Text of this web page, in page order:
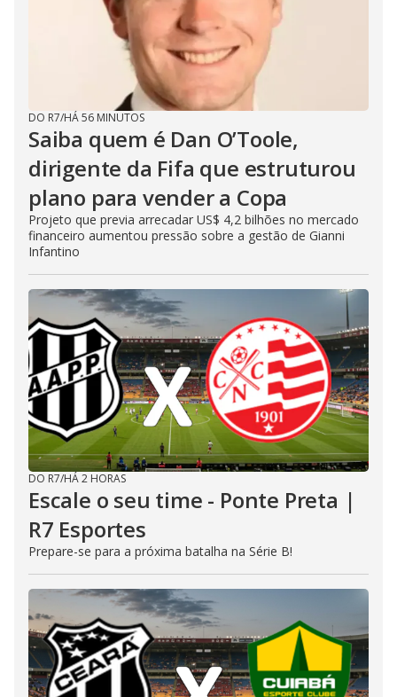
DO R7/HÁ 56 MINUTOS
Saiba quem é Dan O’Toole,
dirigente da Fifa que estruturou
plano para vender a Copa
Projeto que previa arrecadar US$ 4,2 bilhões no mercado
financeiro aumentou pressão sobre a gestão de Gianni
Infantino
DO R7/HÁ 2 HORAS
Escale o seu time - Ponte Preta |
R7 Esportes
Prepare-se para a próxima batalha na Série B!